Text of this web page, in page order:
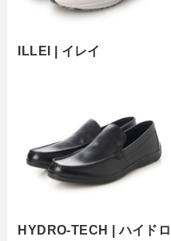
ILLEI | イレイ
HYDRO-TECH | ハイドロ